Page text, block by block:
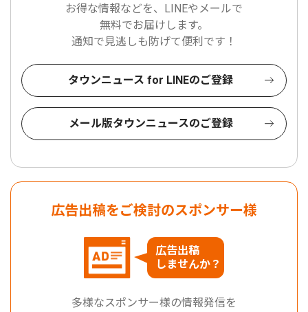
お得な情報などを、LINEやメールで
無料でお届けします。
通知で見逃しも防げて便利です！
タウンニュース for LINEのご登録
メール版タウンニュースのご登録
広告出稿をご検討のスポンサー様
広告出稿
しませんか？
多様なスポンサー様の情報発信を